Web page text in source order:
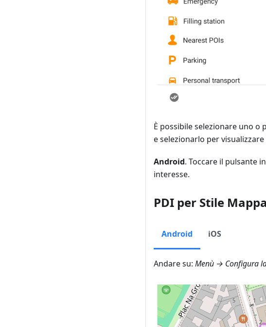
È possibile selezionare uno
e selezionarlo per
Android. Toccare il pulsante
interesse.
PDI per Stile Mappa
Android iOS
Andare su: Menù → Configura